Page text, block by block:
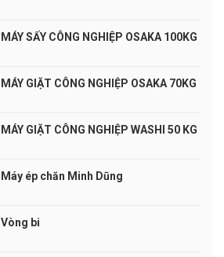
MÁY SẤY CÔNG NGHIỆP OSAKA 100KG
MÁY GIẶT CÔNG NGHIỆP OSAKA 70KG
MÁY GIẶT CÔNG NGHIỆP WASHI 50 KG
Máy ép chăn Minh Dũng
Vòng bi